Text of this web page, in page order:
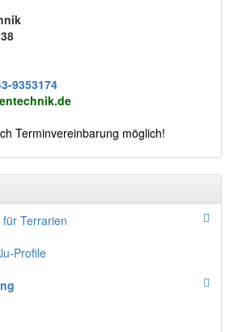
9353174
Terminvereinbarung möglich!
Terrarien
Profile